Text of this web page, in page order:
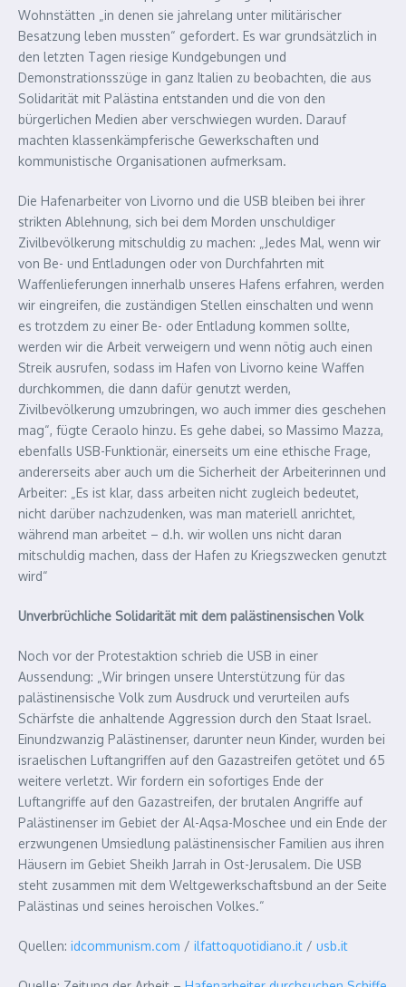
Wohnstätten „in denen sie jahrelang unter militärischer
Besatzung leben mussten“ gefordert. Es war grundsätzlich in
den letzten Tagen riesige Kundgebungen und
Demonstrationsszüge in ganz Italien zu beobachten, die aus
Solidarität mit Palästina entstanden und die von den
bürgerlichen Medien aber verschwiegen wurden. Darauf
machten klassenkämpferische Gewerkschaften und
kommunistische Organisationen aufmerksam.
Die Hafenarbeiter von Livorno und die USB bleiben bei ihrer
strikten Ablehnung, sich bei dem Morden unschuldiger
Zivilbevölkerung mitschuldig zu machen: „Jedes Mal, wenn wir
von Be- und Entladungen oder von Durchfahrten mit
Waffenlieferungen innerhalb unseres Hafens erfahren, werden
wir eingreifen, die zuständigen Stellen einschalten und wenn
es trotzdem zu einer Be- oder Entladung kommen sollte,
werden wir die Arbeit verweigern und wenn nötig auch einen
Streik ausrufen, sodass im Hafen von Livorno keine Waffen
durchkommen, die dann dafür genutzt werden,
Zivilbevölkerung umzubringen, wo auch immer dies geschehen
mag“, fügte Ceraolo hinzu. Es gehe dabei, so Massimo Mazza,
ebenfalls USB-Funktionär, einerseits um eine ethische Frage,
andererseits aber auch um die Sicherheit der Arbeiterinnen und
Arbeiter: „Es ist klar, dass arbeiten nicht zugleich bedeutet,
nicht darüber nachzudenken, was man materiell anrichtet,
während man arbeitet – d.h. wir wollen uns nicht daran
mitschuldig machen, dass der Hafen zu Kriegszwecken genutzt
wird“
Unverbrüchliche Solidarität mit dem palästinensischen Volk
Noch vor der Protestaktion schrieb die USB in einer
Aussendung: „Wir bringen unsere Unterstützung für das
palästinensische Volk zum Ausdruck und verurteilen aufs
Schärfste die anhaltende Aggression durch den Staat Israel.
Einundzwanzig Palästinenser, darunter neun Kinder, wurden bei
israelischen Luftangriffen auf den Gazastreifen getötet und 65
weitere verletzt. Wir fordern ein sofortiges Ende der
Luftangriffe auf den Gazastreifen, der brutalen Angriffe auf
Palästinenser im Gebiet der Al-Aqsa-Moschee und ein Ende der
erzwungenen Umsiedlung palästinensischer Familien aus ihren
Häusern im Gebiet Sheikh Jarrah in Ost-Jerusalem. Die USB
steht zusammen mit dem Weltgewerkschaftsbund an der Seite
Palästinas und seines heroischen Volkes.“
Quellen: idcommunism.com / ilfattoquotidiano.it / usb.it